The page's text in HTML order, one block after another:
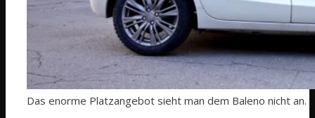
Das enorme Platzangebot sieht man dem Baleno nicht an.